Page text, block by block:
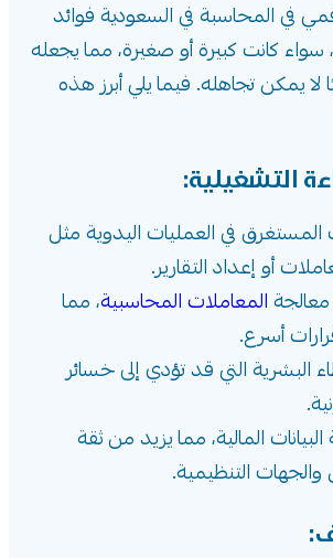
في المحاسبة في السعودية فوائد
كانت كبيرة أو صغيرة، مما يجعله
لا يمكن تجاهله. فيما يلي أبرز هذه
التشغيلية:
المستغرق في العمليات اليدوية مثل
أو إعداد التقارير.
المعاملات المحاسبية، مما
أسرع.
البشرية التي قد تؤدي إلى خسائر
المالية، مما يزيد من ثقة
التنظيمية.